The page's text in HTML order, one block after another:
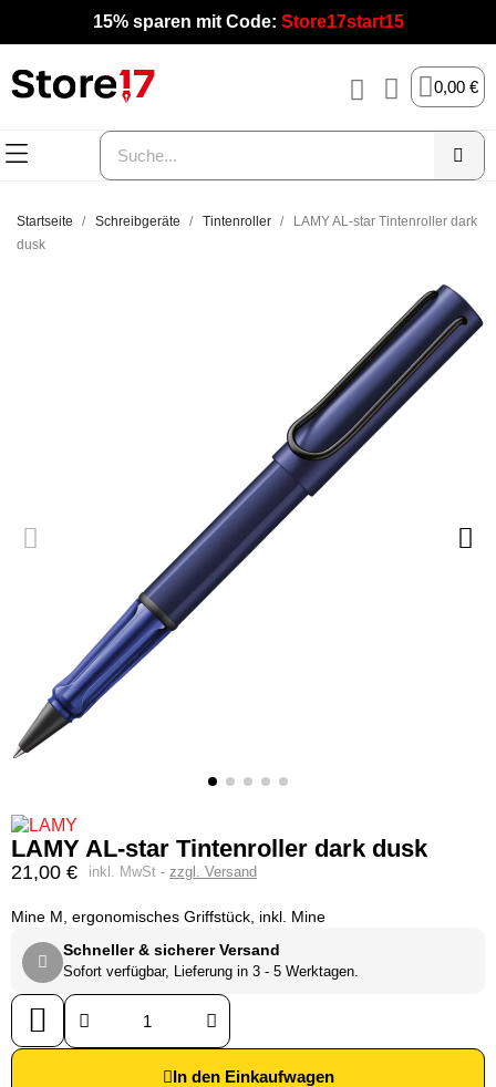
15% sparen mit Code: Store17start15
0,00 €
Startseite Schreibgeräte Tintenroller
LAMY AL-star Tintenroller dark
dusk
LAMY AL-star Tintenroller dark dusk
21,00 € inkl. MwSt zzgl. Versand
Mine M, ergonomisches Griffstück, inkl. Mine
Schneller & sicherer Versand
Sofort verfügbar, Lieferung in 3 - 5 Werktagen.
In den Einkaufwagen